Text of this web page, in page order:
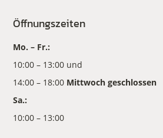
Öffnungszeiten
Mo. – Fr.:
10:00 – 13:00 und
14:00 – 18:00 Mittwoch geschlossen
Sa.:
10:00 – 13:00